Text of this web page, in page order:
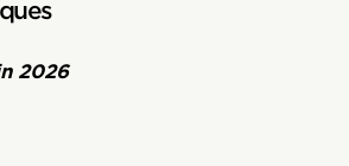
2026